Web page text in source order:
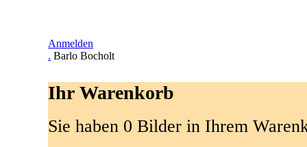
Anmelden
. Barlo Bocholt
Ihr Warenkorb
Sie haben 0 Bilder in Ihrem